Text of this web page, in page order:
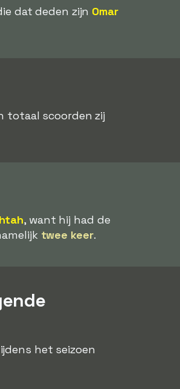
dat deden zijn Omar
totaal scoorden zij
, want hij had de
twee keer.
het seizoen